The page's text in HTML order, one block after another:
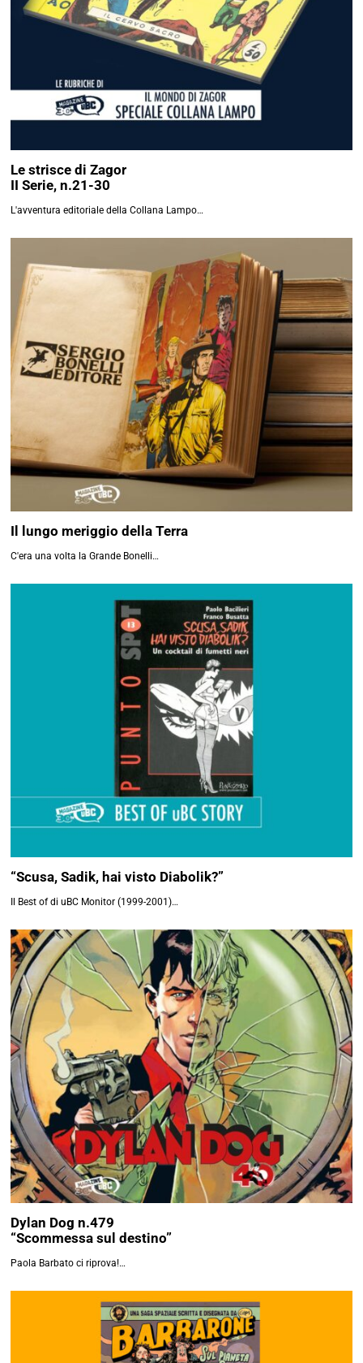
Le strisce di Zagor
II Serie, n.21-30
L'avventura editoriale della Collana Lampo…
Il lungo meriggio della Terra
C'era una volta la Grande Bonelli…
“Scusa, Sadik, hai visto Diabolik?”
Il Best of di uBC Monitor (1999-2001)…
Dylan Dog n.479
“Scommessa sul destino”
Paola Barbato ci riprova!…